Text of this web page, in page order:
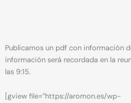
Publicamos un pdf con información
información será recordada en la
las 9:15.
[gview file=”https://aromon.es/wp-